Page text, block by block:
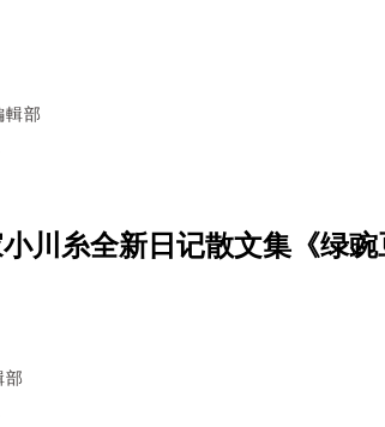
輯部
川糸全新日记散文集《绿
部